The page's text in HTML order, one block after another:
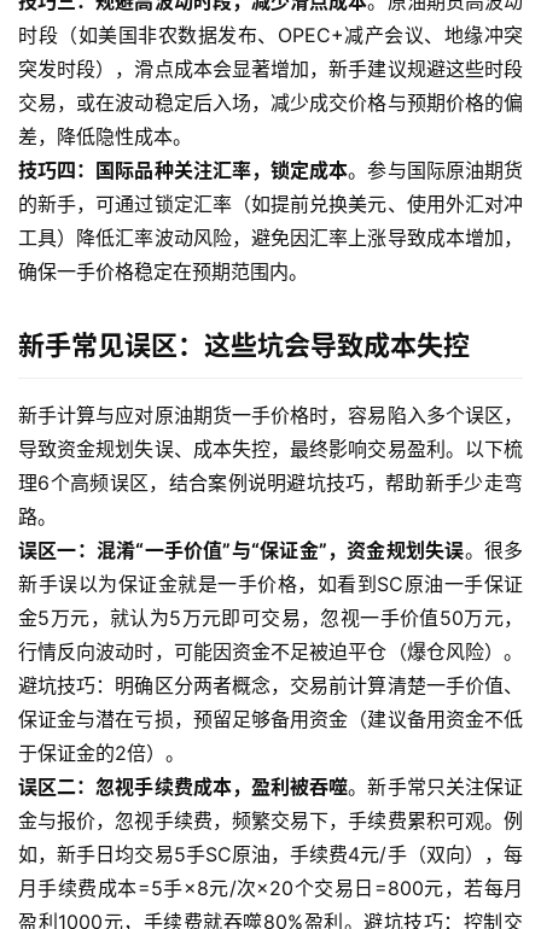
时段（如美国非农数据发布、OPEC+减产会议、地缘冲突
突发时段），滑点成本会显著增加，新手建议规避这些时段
交易，或在波动稳定后入场，减少成交价格与预期价格的偏
差，降低隐性成本。
技巧四：国际品种关注汇率，锁定成本。参与国际原油期货
的新手，可通过锁定汇率（如提前兑换美元、使用外汇对冲
工具）降低汇率波动风险，避免因汇率上涨导致成本增加，
确保一手价格稳定在预期范围内。
新手常见误区：这些坑会导致成本失控
新手计算与应对原油期货一手价格时，容易陷入多个误区，
导致资金规划失误、成本失控，最终影响交易盈利。以下梳
理6个高频误区，结合案例说明避坑技巧，帮助新手少走弯
路。
误区一：混淆“一手价值”与“保证金”，资金规划失误。很多
新手误以为保证金就是一手价格，如看到SC原油一手保证
金5万元，就认为5万元即可交易，忽视一手价值50万元，
行情反向波动时，可能因资金不足被迫平仓（爆仓风险）。
避坑技巧：明确区分两者概念，交易前计算清楚一手价值、
保证金与潜在亏损，预留足够备用资金（建议备用资金不低
于保证金的2倍）。
误区二：忽视手续费成本，盈利被吞噬。新手常只关注保证
金与报价，忽视手续费，频繁交易下，手续费累积可观。例
如，新手日均交易5手SC原油，手续费4元/手（双向），每
月手续费成本=5手×8元/次×20个交易日=800元，若每月
盈利1000元，手续费就吞噬80%盈利。避坑技巧：控制交